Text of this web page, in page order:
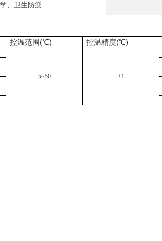
、卫生防疫
控温范围(℃) 控温精度(℃)
5~50 ±1